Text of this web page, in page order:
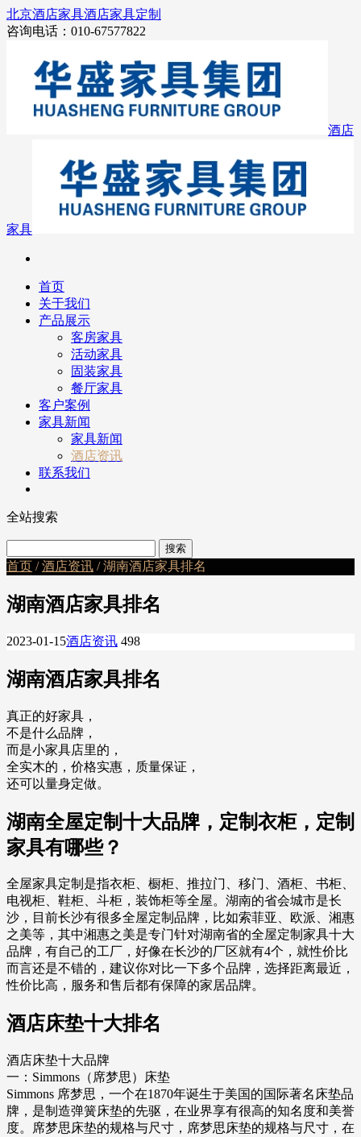
北京酒店家具酒店家具定制
咨询电话：010-67577822
酒店
家具
首页
关于我们
产品展示
客房家具
活动家具
固装家具
餐厅家具
客户案例
家具新闻
家具新闻
酒店资讯
联系我们
全站搜索
首页 /酒店资讯 / 湖南酒店家具排名
湖南酒店家具排名
2023-01-15酒店资讯 498
湖南酒店家具排名
真正的好家具，
不是什么品牌，
而是小家具店里的，
全实木的，价格实惠，质量保证，
还可以量身定做。
湖南全屋定制十大品牌，定制衣柜，定制
家具有哪些？
全屋家具定制是指衣柜、橱柜、推拉门、移门、酒柜、书柜、
电视柜、鞋柜、斗柜，装饰柜等全屋。湖南的省会城市是长
沙，目前长沙有很多全屋定制品牌，比如索菲亚、欧派、湘惠
之美等，其中湘惠之美是专门针对湖南省的全屋定制家具十大
品牌，有自己的工厂，好像在长沙的厂区就有4个，就性价比
而言还是不错的，建议你对比一下多个品牌，选择距离最近，
性价比高，服务和售后都有保障的家居品牌。
酒店床垫十大排名
酒店床垫十大品牌
一：Simmons（席梦思）床垫
Simmons 席梦思，一个在1870年诞生于美国的国际著名床垫品
牌，是制造弹簧床垫的先驱，在业界享有很高的知名度和美誉
度。席梦思床垫的规格与尺寸，席梦思床垫的规格与尺寸，在